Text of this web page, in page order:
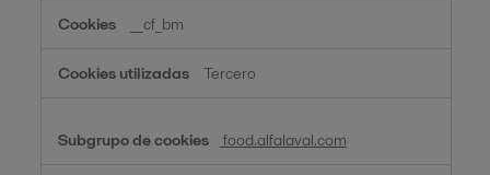
__cf_bm
Tercero
food.alfalaval.com